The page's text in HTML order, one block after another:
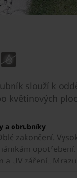
slouží k
květinových
a obrubníky
zakončení.
a UV záření..